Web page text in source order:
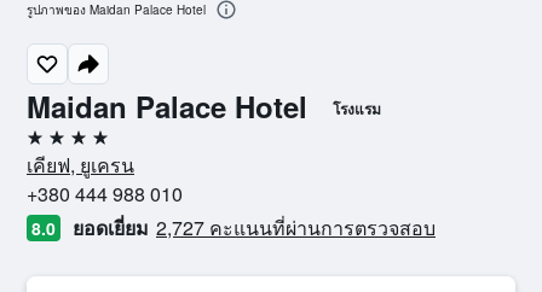
Maidan Palace Hotel โรงแรม
4 ดาว
เคียฟ, ยูเครน
+380 444 988 010
8.0 ยอดเยี่ยม 2,727 คะแนนที่ผ่านการตรวจสอบ
รูปภาพของ Maidan Palace Hotel